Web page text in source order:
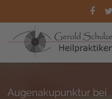
Augenakupunktur bei